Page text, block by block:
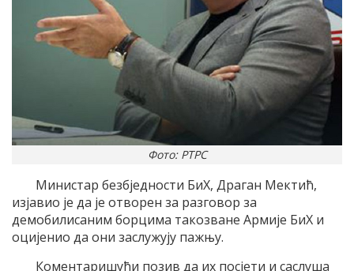
Фото: РТРС
Министар безбједности БиХ, Драган Мектић,
изјавио је да је отворен за разговор за
демобилисаним борцима такозване Армије БиХ и
оцијенио да они заслужују пажњу.
Коментаришући позив да их посјети и саслуша